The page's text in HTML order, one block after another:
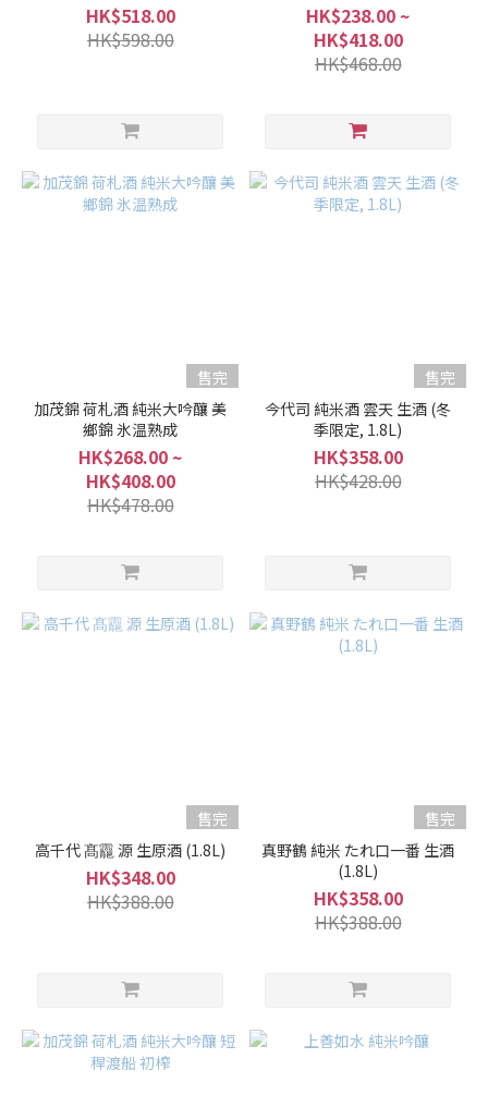
HK$518.00
HK$598.00
HK$238.00 ~
HK$418.00
HK$468.00
售完
加茂錦 荷札酒 純米大吟釀 美
鄉錦 氷温熟成
HK$268.00 ~
HK$408.00
HK$478.00
售完
今代司 純米酒 雲天 生酒 (冬
季限定, 1.8L)
HK$358.00
HK$428.00
售完
高千代 髙龗 源 生原酒 (1.8L)
HK$348.00
HK$388.00
售完
真野鶴 純米 たれ口一番 生酒
(1.8L)
HK$358.00
HK$388.00